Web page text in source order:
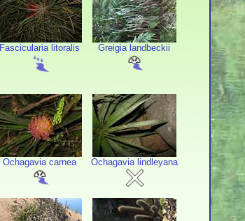
Fascicularia litoralis Greigia landbeckii
Ochagavia carnea Ochagavia lindleyana